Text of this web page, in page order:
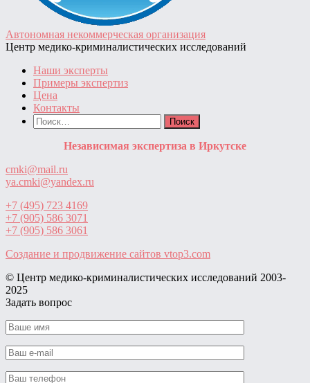
Автономная некоммерческая организация
Центр медико-криминалистических исследований
Наши эксперты
Примеры экспертиз
Цена
Контакты
Найти:
Независимая экспертиза в Иркутске
cmki@mail.ru
ya.cmki@yandex.ru
+7 (495) 723 4169
+7 (905) 586 3071
+7 (905) 586 3061
Создание и продвижение сайтов vtop3.com
© Центр медико-криминалистических исследований ‎2003-
2025
Задать вопрос